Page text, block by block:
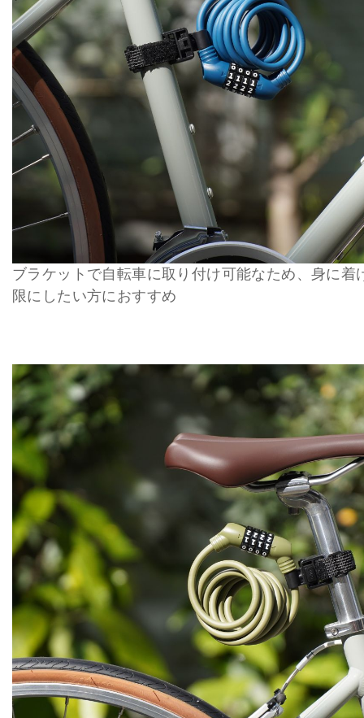
ブラケットで自転車に取り付け可能なため、身に着
限にしたい方におすすめ